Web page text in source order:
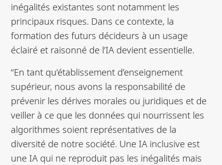
inégalités existantes sont notamment les
principaux risques. Dans ce contexte, la
formation des futurs décideurs à un usage
éclairé et raisonné de l’IA devient essentielle.
“En tant qu’établissement d’enseignement
supérieur, nous avons la responsabilité de
prévenir les dérives morales ou juridiques et de
veiller à ce que les données qui nourrissent les
algorithmes soient représentatives de la
diversité de notre société. Une IA inclusive est
une IA qui ne reproduit pas les inégalités mais